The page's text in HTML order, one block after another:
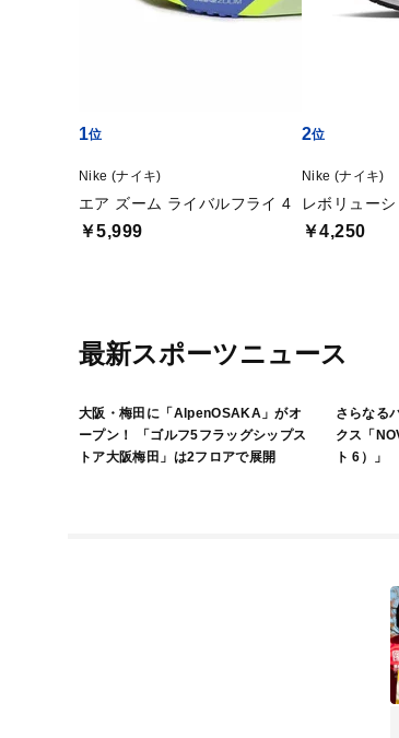
1
Nike (ナイキ)
エア ズーム ライバルフライ 4
￥5,999
2
Nike (ナイキ)
レボリュー
￥4,250
最新スポーツニュース
大阪・梅田に「AlpenOSAKA」がオ
ープン！ 「ゴルフ5フラッグシップス
トア大阪梅田」は2フロアで展開
さらなる
クス「
ト 6）」